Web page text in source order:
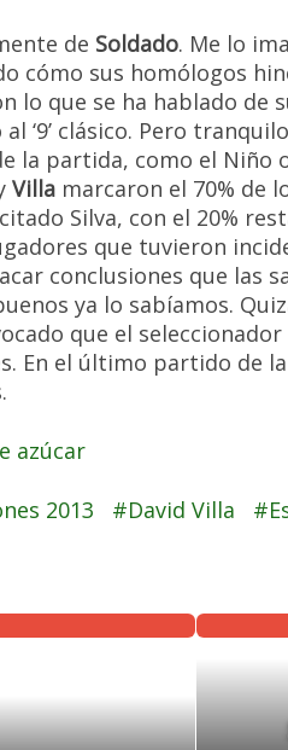
de Soldado. Me lo
cómo sus homólogos
lo que se ha hablado de
‘9’ clásico. Pero
la partida, como el Niño
Villa marcaron el 70% de
Silva, con el 20%
que tuvieron
conclusiones que las
ya lo sabíamos.
que el
En el último partido de
azúcar
2013 David Villa